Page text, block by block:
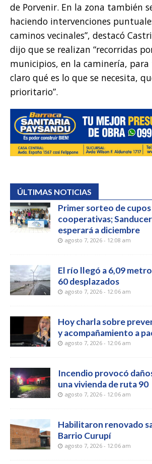
de Porvenir. En la zona también
haciendo intervenciones
caminos vecinales”, destacó
dijo que se realizan “recorridas
municipios, en la caminería,
claro qué es lo que se necesita,
prioritario”.
ÚLTIMAS NOTICIAS
Primer sorteo de
cooperativas;
esperará a diciembre
agosto 7, 2026 - 12:08 am
El río llegó a 6,09
60 desplazados
agosto 7, 2026 - 12:06 am
Hoy charla sobre
y acompañamiento a
agosto 7, 2026 - 12:06 am
Incendio provocó
una vivienda de ruta 90
agosto 7, 2026 - 12:06 am
Habilitaron renovado
Barrio Curupí
agosto 7, 2026 - 12:06 am